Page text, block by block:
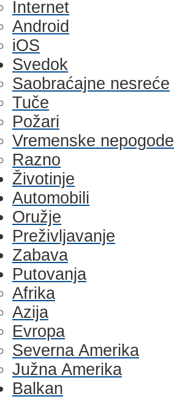
Internet
Android
iOS
Svedok
Saobraćajne nesreće
Tuče
Požari
Vremenske nepogode
Razno
Životinje
Automobili
Oružje
Preživljavanje
Zabava
Putovanja
Afrika
Azija
Evropa
Severna Amerika
Južna Amerika
Balkan